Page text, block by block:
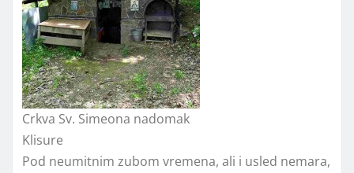
Crkva Sv. Simeona nadomak
Klisure
Pod neumitnim zubom vremena, ali i usled nemara,